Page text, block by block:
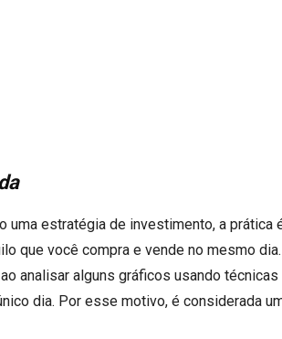
estratégia de investimento, a prática
que você compra e vende no mesmo
analisar alguns gráficos usando
dia. Por esse motivo, é considerada